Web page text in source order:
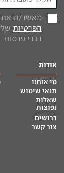
מאשר/ת את
הפרטיות
דברי פרסום.
אודות
מי אנחנו
תנאי שימוש
שאלות
נפוצות
דרושים
צור קשר